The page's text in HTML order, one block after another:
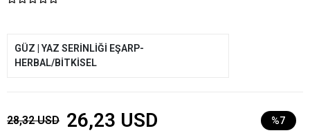
GÜZ | YAZ SERİNLİĞİ EŞARP-
HERBAL/BİTKİSEL
28,32 USD 26,23 USD %7